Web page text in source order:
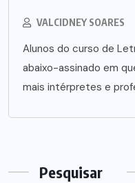
VALCIDNEY SOARES
Alunos do curso de
abaixo-assinado em
mais intérpretes e
Pesquisar